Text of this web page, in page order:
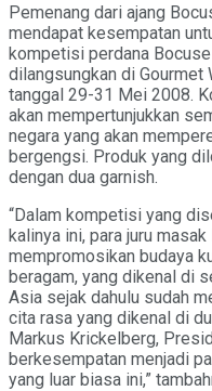
Pemenang dari ajang
mendapat kesempatan
kompetisi perdana Bocuse
dilangsungkan di Gourmet
tanggal 29-31 Mei 2008.
akan mempertunjukkan
negara yang akan
bergengsi. Produk yang
dengan dua garnish.
“Dalam kompetisi yang
kalinya ini, para juru
mempromosikan budaya
beragam, yang dikenal di
Asia sejak dahulu sudah
cita rasa yang dikenal di
Markus Krickelberg,
berkesempatan menjadi
yang luar biasa ini,”